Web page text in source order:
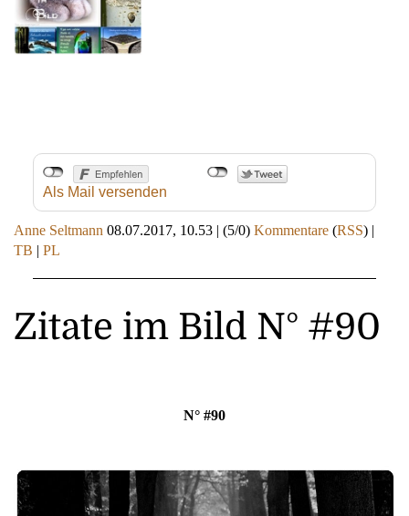
Als Mail versenden
Anne Seltmann 08.07.2017, 10.53 (5/0) Kommentare (RSS) |
TB
PL
Zitate im Bild N° #90
N° #90